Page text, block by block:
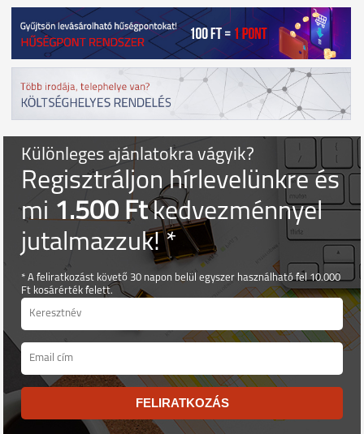
Különleges ajánlatokra vágyik?
Regisztráljon hírlevelünkre és
mi1.500 Ftkedvezménnyel
jutalmazzuk! *
* A feliratkozást követő 30 napon belül egyszer használható fel 10.000
Ft kosárérték felett.
FELIRATKOZÁS